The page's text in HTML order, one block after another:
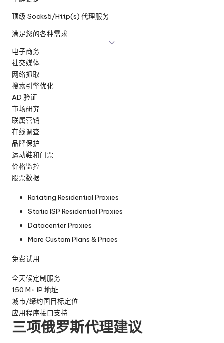
顶级 Socks5/Http(s) 代理服务
满足您的各种需求
电子商务
社交媒体
网络抓取
搜索引擎优化
AD 验证
市场研究
联属营销
在线调查
品牌保护
运动鞋和门票
价格监控
股票数据
Rotating Residential Proxies
Static ISP Residential Proxies
Datacenter Proxies
More Custom Plans & Prices
免费试用
全天候定制服务
150 M+ IP 地址
城市/缔约国目标定位
应用程序接口支持
三项俄罗斯代理建议